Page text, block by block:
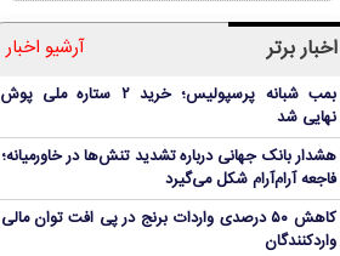
اخبار برتر آرشیو اخبار
بمب شبانه پرسپولیس؛ خرید ۲ ستاره ملی پوش
نهایی شد
هشدار بانک جهانی درباره تشدید تنش‌ها در خاورمیانه؛
فاجعه آرام‌آرام شکل می‌گیرد
کاهش ۵۰ درصدی واردات برنج در پی افت توان مالی
واردکنندگان